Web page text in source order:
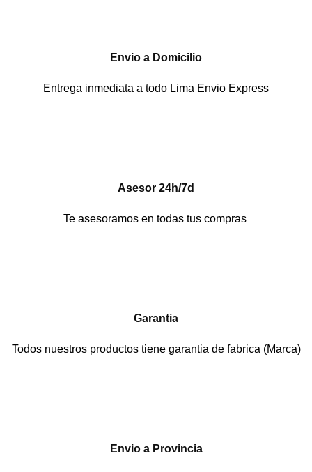
Envio a Domicilio
Entrega inmediata a todo Lima Envio Express
Asesor 24h/7d
Te asesoramos en todas tus compras
Garantia
Todos nuestros productos tiene garantia de fabrica (Marca)
Envio a Provincia